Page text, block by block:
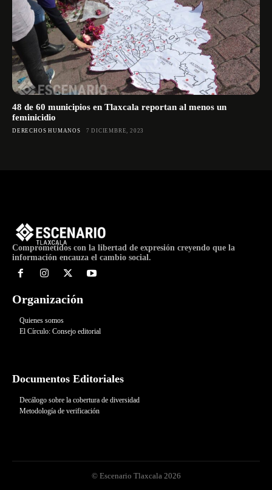
48 de 60 municipios en Tlaxcala reportan al menos un
feminicidio
DERECHOS HUMANOS 7 DICIEMBRE, 2023
Comprometidos con la libertad de expresión creyendo que la
información encauza el cambio social.
Organización
Quienes somos
El Círculo: Consejo editorial
Documentos Editoriales
Decálogo sobre la cobertura de diversidad
Metodología de verificación
© Escenario Tlaxcala 2026